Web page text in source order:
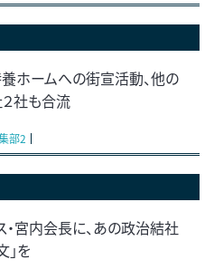
ホームへの街宣活動、他の
社も合流
部2
・宮内会長に、あの政治結社
」を